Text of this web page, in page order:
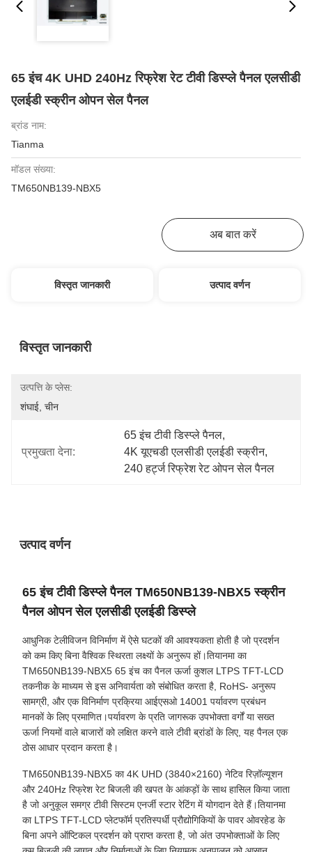
65 इंच 4K UHD 240Hz रिफ्रेश रेट टीवी डिस्प्ले पैनल एलसीडी
एलईडी स्क्रीन ओपन सेल पैनल
ब्रांड नाम:
Tianma
मॉडल संख्या:
TM650NB139-NBX5
अब बात करें
विस्तृत जानकारी उत्पाद वर्णन
विस्तृत जानकारी
उत्पत्ति के प्लेस:
शंघाई, चीन
प्रमुखता देना:
65 इंच टीवी डिस्प्ले पैनल,
4K यूएचडी एलसीडी एलईडी स्क्रीन,
240 हर्ट्ज रिफ्रेश रेट ओपन सेल पैनल
उत्पाद वर्णन
65 इंच टीवी डिस्प्ले पैनल TM650NB139-NBX5 स्क्रीन
पैनल ओपन सेल एलसीडी एलईडी डिस्प्ले
आधुनिक टेलीविजन विनिर्माण में ऐसे घटकों की आवश्यकता होती है जो प्रदर्शन
को कम किए बिना वैश्विक स्थिरता लक्ष्यों के अनुरूप हों।तियानमा का
TM650NB139-NBX5 65 इंच का पैनल ऊर्जा कुशल LTPS TFT-LCD
तकनीक के माध्यम से इस अनिवार्यता को संबोधित करता है, RoHS- अनुरूप
सामग्री, और एक विनिर्माण प्रक्रिया आईएसओ 14001 पर्यावरण प्रबंधन
मानकों के लिए प्रमाणित।पर्यावरण के प्रति जागरूक उपभोक्ता वर्गों या सख्त
ऊर्जा नियमों वाले बाजारों को लक्षित करने वाले टीवी ब्रांडों के लिए, यह पैनल एक
ठोस आधार प्रदान करता है।
TM650NB139-NBX5 का 4K UHD (3840×2160) नेटिव रिज़ॉल्यूशन
और 240Hz रिफ्रेश रेट बिजली की खपत के आंकड़ों के साथ हासिल किया जाता
है जो अनुकूल समग्र टीवी सिस्टम एनर्जी स्टार रेटिंग में योगदान देते हैं।तियानमा
का LTPS TFT-LCD प्लेटफॉर्म प्रतिस्पर्धी प्रौद्योगिकियों के पावर ओवरहेड के
बिना अपने ऑप्टिकल प्रदर्शन को प्राप्त करता है, जो अंत उपभोक्ताओं के लिए